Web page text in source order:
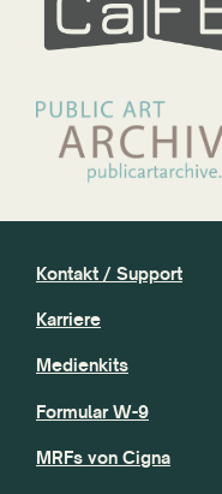
Kontakt / Support
Karriere
Medienkits
Formular W-9
MRFs von Cigna